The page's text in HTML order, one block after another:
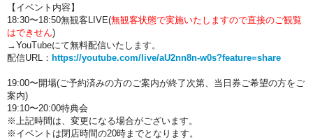
【イベント内容】
18:30〜18:50無観客LIVE(無観客状態で実施いたしますので直接のご観覧
はできせん)
→YouTubeにて無料配信いたします。
配信URL： https://youtube.com/live/aU2nn8n-w0s?feature=share
19:00〜開場(ご予約済みの方のご案内が終了次第、当日券ご希望の方をご
案内)
19:10〜20:00特典会
※上記時間は、変更になる場合がございます。
※イベントは閉店時間の20時までとなります。